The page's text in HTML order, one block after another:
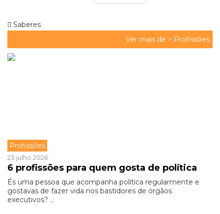
Saberes
Ver mais de > Profissões
Profissões
23 julho 2026
6 profissões para quem gosta de política
És uma pessoa que acompanha política regularmente e
gostavas de fazer vida nos bastidores de órgãos
executivos? ...